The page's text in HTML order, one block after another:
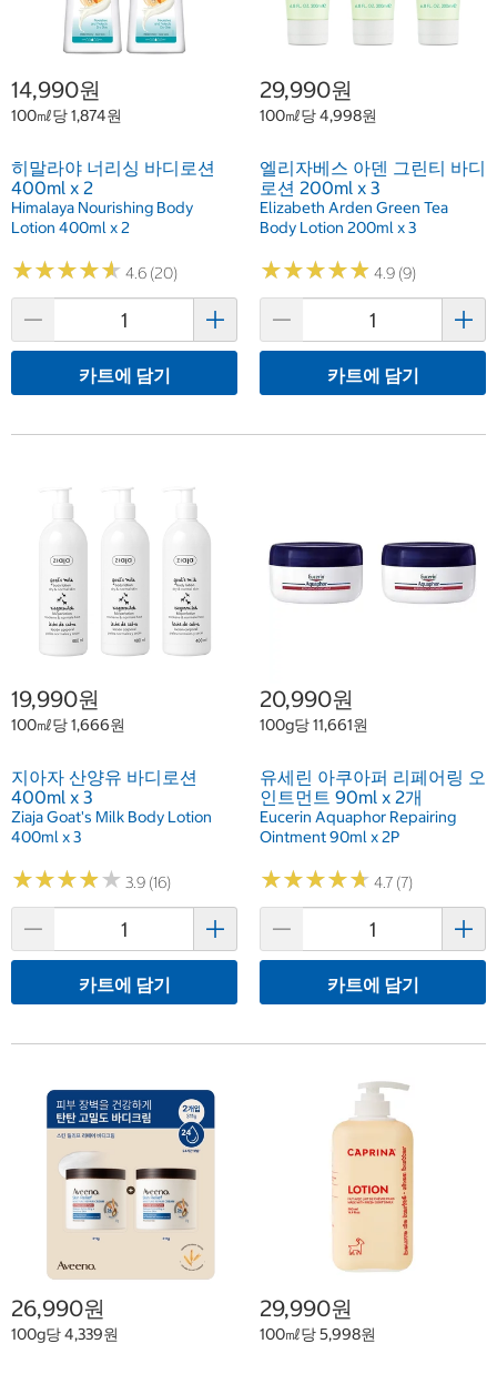
14,990원
100㎖당 1,874원
히말라야 너리싱 바디로션
400ml x 2
Himalaya Nourishing Body
Lotion 400ml x 2
★★★★★
★★★★★ 4.6 (20)
카트에 담기
29,990원
100㎖당 4,998원
엘리자베스 아덴 그린티 바디
로션 200ml x 3
Elizabeth Arden Green Tea
Body Lotion 200ml x 3
★★★★★
★★★★★ 4.9 (9)
카트에 담기
19,990원
100㎖당 1,666원
지아자 산양유 바디로션
400ml x 3
Ziaja Goat's Milk Body Lotion
400ml x 3
★★★★★
★★★★★ 3.9 (16)
카트에 담기
20,990원
100g당 11,661원
유세린 아쿠아퍼 리페어링 오
인트먼트 90ml x 2개
Eucerin Aquaphor Repairing
Ointment 90ml x 2P
★★★★★
★★★★★ 4.7 (7)
카트에 담기
26,990원
100g당 4,339원
29,990원
100㎖당 5,998원